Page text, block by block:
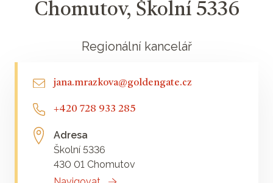
Chomutov, Školní 5336
Regionální kancelář
jana.mrazkova@goldengate.cz
+420 728 933 285
Adresa
Školní 5336
430 01 Chomutov